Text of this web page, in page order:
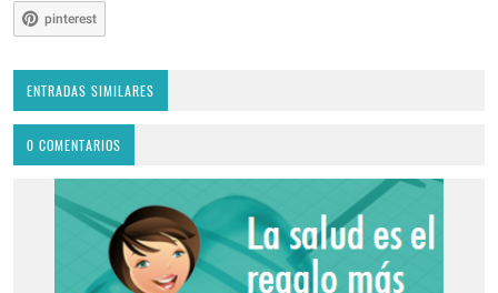
pinterest
ENTRADAS SIMILARES
0 COMENTARIOS